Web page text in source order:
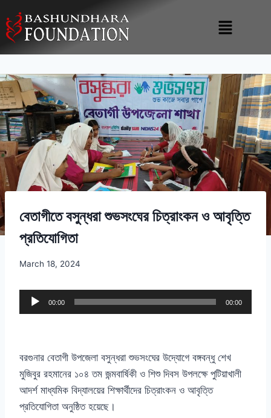
বেতাগীতে বসুন্ধরা শুভসংঘের চিত্রাংকন ও আবৃত্তি
প্রতিযোগিতা
March 18, 2024
u
o
P
l
a
00:00 00:00
বরগুনার বেতাগী উপজেলা বসুন্ধরা শুভসংঘের উদ্যোগে বঙ্গবন্ধু শেখ
মুজিবুর রহমানের ১০৪ তম জন্মবার্ষিকী ও শিশু দিবস উপলক্ষে পুটিয়াখালী
আদর্শ মাধ্যমিক বিদ্যালয়ের শিক্ষার্থীদের চিত্রাংকন ও আবৃত্তি
প্রতিযোগিতা অনুষ্ঠিত হয়েছে।